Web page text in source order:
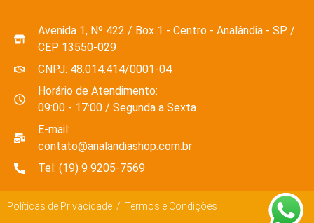
Avenida 1, Nº 422 / Box 1 - Centro - Analândia - SP /
CEP 13550-029
CNPJ: 48.014.414/0001-04
Horário de Atendimento:
09:00 - 17:00 / Segunda a Sexta
E-mail:
contato@analandiashop.com.br
Tel: (19) 9 9205-7569
Políticas de Privacidade / Termos e Condições